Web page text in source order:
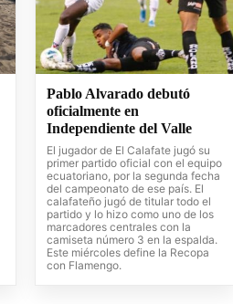
Pablo Alvarado debutó
oficialmente en
Independiente del Valle
El jugador de El Calafate jugó su
primer partido oficial con el equipo
ecuatoriano, por la segunda fecha
del campeonato de ese país. El
calafateño jugó de titular todo el
partido y lo hizo como uno de los
marcadores centrales con la
camiseta número 3 en la espalda.
Este miércoles define la Recopa
con Flamengo.